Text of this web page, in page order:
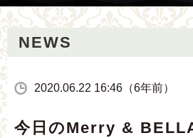
NEWS
2020.06.22 16:46（6年前）
今日のMerry &